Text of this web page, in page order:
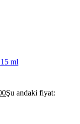
ml
Şu andaki fiyat: